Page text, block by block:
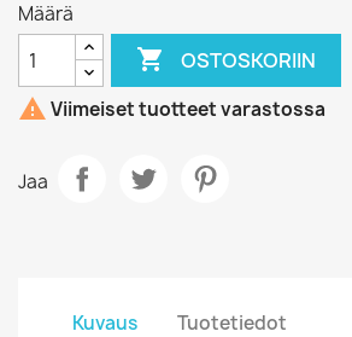
Määrä
 OSTOSKORIIN
 Viimeiset tuotteet varastossa
Jaa
Kuvaus Tuotetiedot